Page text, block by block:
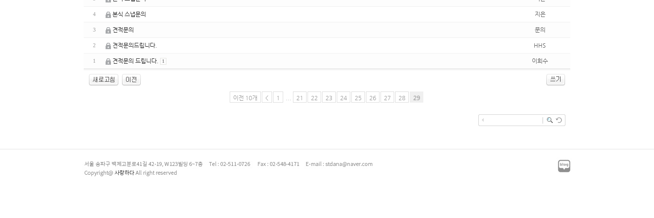
4 본식 스냅문의 지은
3 견적문의 문의
2 견적문의드립니다. HHS
1 견적문의 드립니다. 1 이희수
이전 10개 < 1 21 22 23 24 25 26 27 28 29